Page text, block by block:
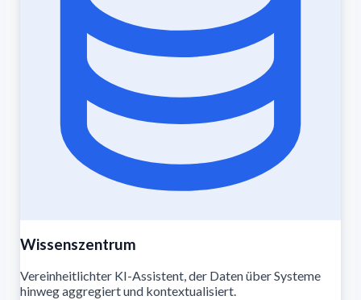
Wissenszentrum
Vereinheitlichter KI-Assistent, der Daten über Systeme
hinweg aggregiert und kontextualisiert.